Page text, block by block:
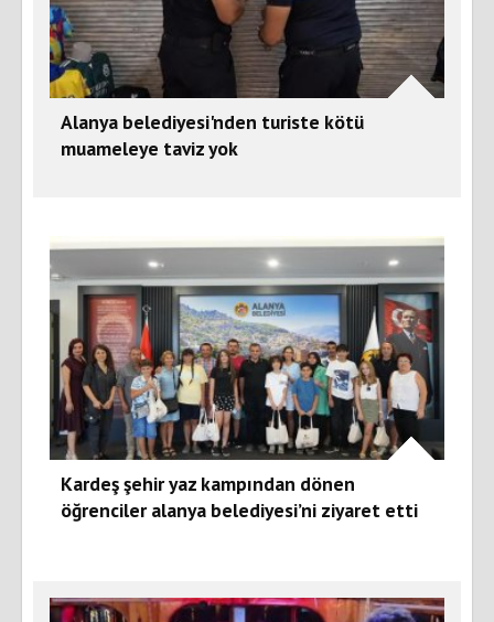
Alanya belediyesi'nden turiste kötü
muameleye taviz yok
Kardeş şehir yaz kampından dönen
öğrenciler alanya belediyesi’ni ziyaret etti